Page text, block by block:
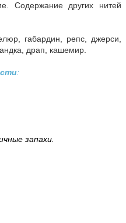
Содержание других нитей
габардин, репс, джерси,
драп, кашемир.
:
запахи.